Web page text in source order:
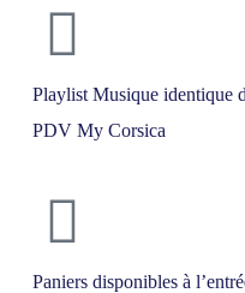
Playlist Musique identique
PDV My Corsica
Paniers disponibles à